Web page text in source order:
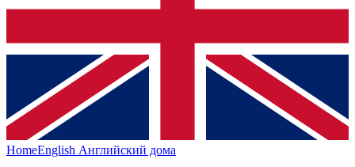
HomeEnglish Английский дома